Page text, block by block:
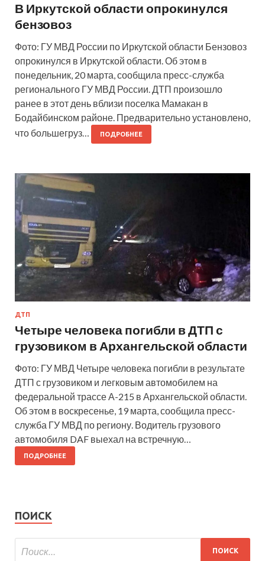
В Иркутской области опрокинулся
бензовоз
Фото: ГУ МВД России по Иркутской области Бензовоз
опрокинулся в Иркутской области. Об этом в
понедельник, 20 марта, сообщила пресс-служба
регионального ГУ МВД России. ДТП произошло
ранее в этот день вблизи поселка Мамакан в
Бодайбинском районе. Предварительно установлено,
что большегруз…
ПОДРОБНЕЕ
ДТП
Четыре человека погибли в ДТП с
грузовиком в Архангельской области
Фото: ГУ МВД Четыре человека погибли в результате
ДТП с грузовиком и легковым автомобилем на
федеральной трассе А-215 в Архангельской области.
Об этом в воскресенье, 19 марта, сообщила пресс-
служба ГУ МВД по региону. Водитель грузового
автомобиля DAF выехал на встречную…
ПОДРОБНЕЕ
ПОИСК